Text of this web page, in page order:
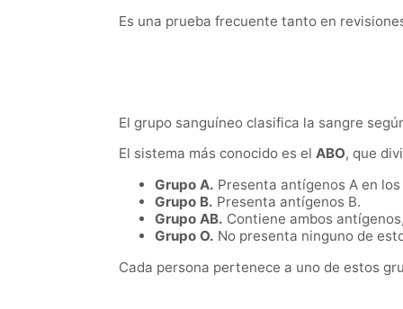
Es una prueba frecuente tanto en
El grupo sanguíneo clasifica la sangre
El sistema más conocido es el ABO, que
Grupo A. Presenta antígenos A en
Grupo B. Presenta antígenos B.
Grupo AB. Contiene ambos
Grupo O. No presenta ninguno de
Cada persona pertenece a uno de estos